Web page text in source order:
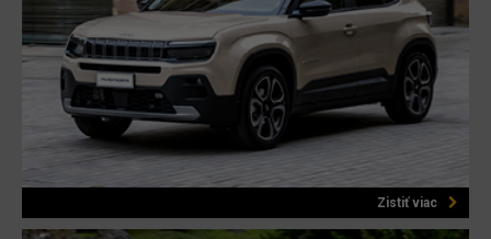
Zistiť viac